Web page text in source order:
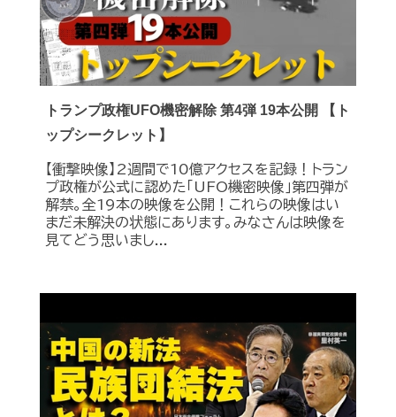
トランプ政権UFO機密解除 第4弾 19本公開 【ト
ップシークレット】
【衝撃映像】2週間で10億アクセスを記録！トラン
プ政権が公式に認めた｢UFO機密映像｣第四弾が
解禁。全19本の映像を公開！これらの映像はい
まだ未解決の状態にあります。みなさんは映像を
見てどう思いまし...